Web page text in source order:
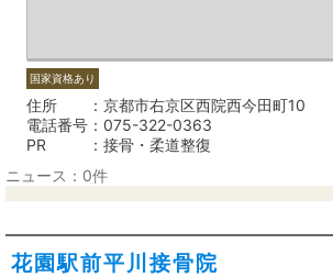
国家資格あり
住所
京都市右京区西院西今田町10
電話番号
075-322-0363
PR
接骨・柔道整復
ニュース：0件
花園駅前平川接骨院